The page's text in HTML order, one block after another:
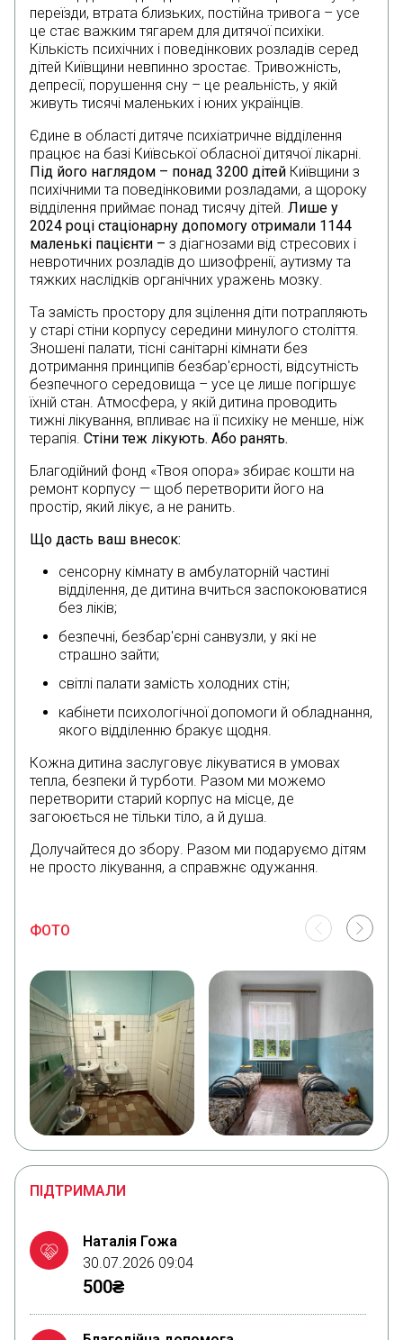
переїзди, втрата близьких, постійна тривога – усе
це стає важким тягарем для дитячої психіки.
Кількість психічних і поведінкових розладів серед
дітей Київщини невпинно зростає. Тривожність,
депресії, порушення сну – це реальність, у якій
живуть тисячі маленьких і юних українців.
Єдине в області дитяче психіатричне відділення
працює на базі Київської обласної дитячої лікарні.
Під його наглядом – понад 3200 дітей Київщини з
психічними та поведінковими розладами, а щороку
відділення приймає понад тисячу дітей. Лише у
2024 році стаціонарну допомогу отримали 1144
маленькі пацієнти – з діагнозами від стресових і
невротичних розладів до шизофренії, аутизму та
тяжких наслідків органічних уражень мозку.
Та замість простору для зцілення діти потрапляють
у старі стіни корпусу середини минулого століття.
Зношені палати, тісні санітарні кімнати без
дотримання принципів безбар'єрності, відсутність
безпечного середовища – усе це лише погіршує
їхній стан. Атмосфера, у якій дитина проводить
тижні лікування, впливає на її психіку не менше, ніж
терапія. Стіни теж лікують. Або ранять.
Благодійний фонд «Твоя опора» збирає кошти на
ремонт корпусу — щоб перетворити його на
простір, який лікує, а не ранить.
Що дасть ваш внесок:
сенсорну кімнату в амбулаторній частині
відділення, де дитина вчиться заспокоюватися
без ліків;
безпечні, безбар'єрні санвузли, у які не
страшно зайти;
світлі палати замість холодних стін;
кабінети психологічної допомоги й обладнання,
якого відділенню бракує щодня.
Кожна дитина заслуговує лікуватися в умовах
тепла, безпеки й турботи. Разом ми можемо
перетворити старий корпус на місце, де
загоюється не тільки тіло, а й душа.
Долучайтеся до збору. Разом ми подаруємо дітям
не просто лікування, а справжнє одужання.
ФОТО
ПІДТРИМАЛИ
Наталія Гожа
30.07.2026 09:04
500₴